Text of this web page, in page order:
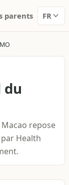
parents FR
MO
du
repose
Health